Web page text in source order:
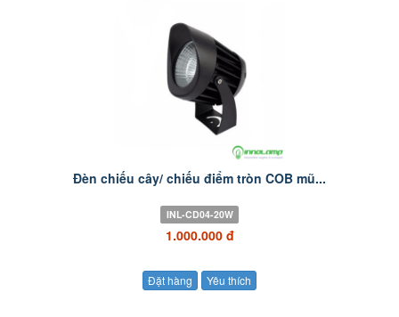
Đèn chiếu cây/ chiếu điểm tròn COB mũ...
INL-CD04-20W
1.000.000 đ
Đặt hàng Yêu thích